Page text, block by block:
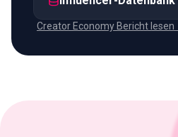
Creator Economy Bericht lesen